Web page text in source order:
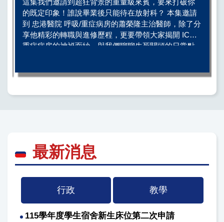
這集我們邀請到超狂背景的重量級來賓，要來打破你
的既定印象！誰說畢業後只能待在放射科？ 本集邀請
到 忠港醫院 呼吸/重症病房的蕭榮隆主治醫師，除了分
享他精彩的轉職與進修歷程，更要帶領大家揭開 ICU
重症病房的神祕面紗，與我們聊聊生死關頭的日常點
最新消息
行政 教學
115學年度學生宿舍新生床位第二次申請